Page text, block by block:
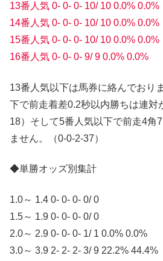
13番人気 0- 0- 0- 10/ 10 0.0% 0.0%
14番人気 0- 0- 0- 10/ 10 0.0% 0.0%
15番人気 0- 0- 0- 10/ 10 0.0% 0.0%
16番人気 0- 0- 0- 9/ 9 0.0% 0.0%
13番人気以下は馬券に絡んでおり
下で前走着差0.2秒以内勝ちは連対
18）そして5番人気以下で前走4角
ません。（0-0-2-37）
◆単勝オッズ別集計
1.0～ 1.4 0- 0- 0- 0/ 0
1.5～ 1.9 0- 0- 0- 0/ 0
2.0～ 2.9 0- 0- 0- 1/ 1 0.0% 0.0%
3.0～ 3.9 2- 2- 2- 3/ 9 22.2% 44.4%